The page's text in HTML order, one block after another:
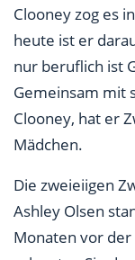
Clooney zog es
heute ist er
nur beruflich ist
Gemeinsam mit
Clooney, hat er
Mädchen.
Die zweieiigen
Ashley Olsen
Monaten vor